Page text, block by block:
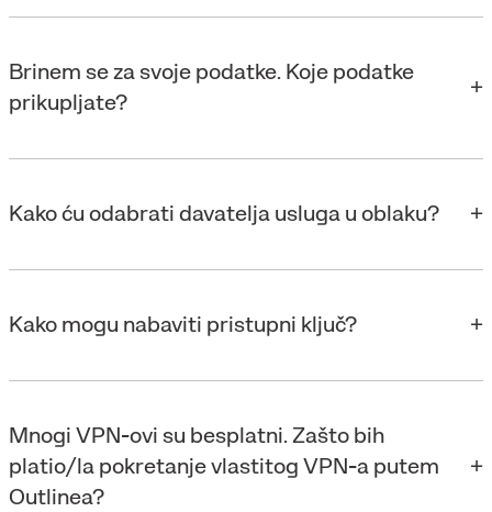
Brinem se za svoje podatke. Koje podatke
prikupljate?
Kako ću odabrati davatelja usluga u oblaku?
Kako mogu nabaviti pristupni ključ?
Mnogi VPN-ovi su besplatni. Zašto bih
platio/la pokretanje vlastitog VPN-a putem
Outlinea?